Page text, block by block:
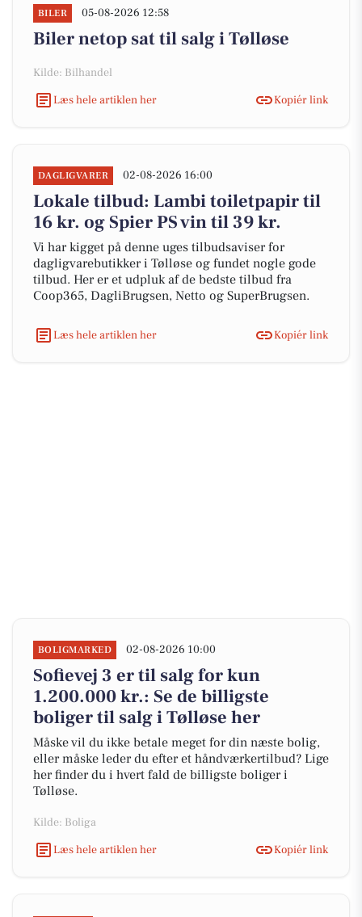
BILER 05-08-2026 12:58
Biler netop sat til salg i Tølløse
Kilde: Bilhandel
Læs hele artiklen her
Kopiér link
DAGLIGVARER 02-08-2026 16:00
Lokale tilbud: Lambi toiletpapir til
16 kr. og Spier PS vin til 39 kr.
Vi har kigget på denne uges tilbudsaviser for
dagligvarebutikker i Tølløse og fundet nogle gode
tilbud. Her er et udpluk af de bedste tilbud fra
Coop365, DagliBrugsen, Netto og SuperBrugsen.
Læs hele artiklen her Kopiér link
BOLIGMARKED 02-08-2026 10:00
Sofievej 3 er til salg for kun
1.200.000 kr.: Se de billigste
boliger til salg i Tølløse her
Måske vil du ikke betale meget for din næste bolig,
eller måske leder du efter et håndværkertilbud? Lige
her finder du i hvert fald de billigste boliger i
Tølløse.
Kilde: Boliga
Læs hele artiklen her
Kopiér link